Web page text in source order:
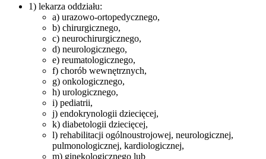
1) lekarza oddziału:
a) urazowo-ortopedycznego,
b) chirurgicznego,
c) neurochirurgicznego,
d) neurologicznego,
e) reumatologicznego,
f) chorób wewnętrznych,
g) onkologicznego,
h) urologicznego,
i) pediatrii,
j) endokrynologii dziecięcej,
k) diabetologii dziecięcej,
l) rehabilitacji ogólnoustrojowej, neurologicznej,
pulmonologicznej, kardiologicznej,
m) ginekologicznego lub